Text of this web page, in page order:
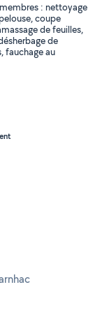
: nettoyage
coupe
de feuilles,
de
fauchage au